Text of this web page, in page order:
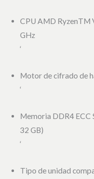
CPU AMD RyzenTM
GHz
‘
Motor de cifrado de
‘
Memoria DDR4 ECC
32 GB)
‘
Tipo de unidad